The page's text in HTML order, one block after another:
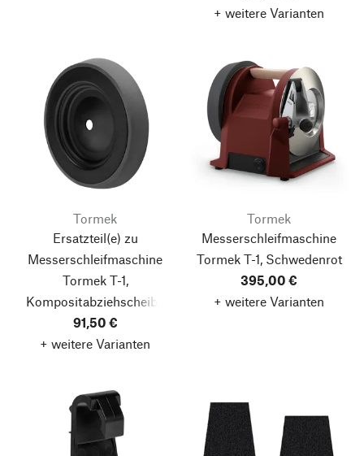
+ weitere Varianten
Tormek
Ersatzteil(e) zu
Messerschleifmaschine
Tormek T-1,
Kompositabziehscheibe
91,50 €
+ weitere Varianten
Tormek
Messerschleifmaschine
Tormek T-1, Schwedenrot
395,00 €
+ weitere Varianten